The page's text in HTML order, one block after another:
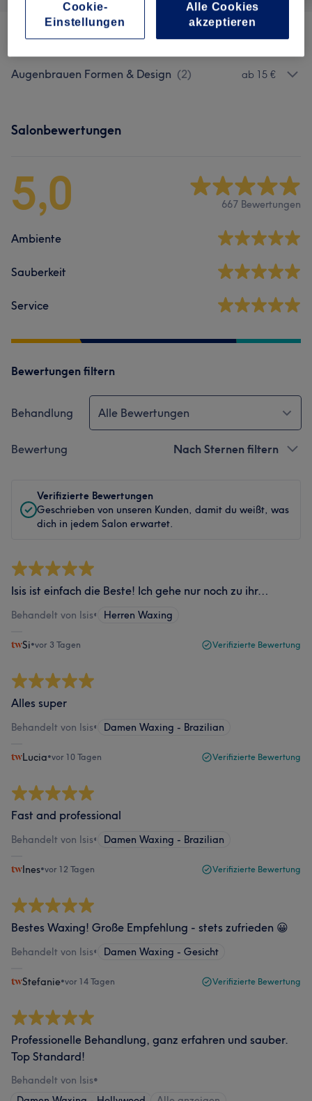
Haarentfernung (56) ab 5 €
Augenbrauen Formen & Design (2) ab 15 €
Salonbewertungen
5,0 667 Bewertungen
Ambiente
Sauberkeit
Service
Bewertungen filtern
Behandlung Alle Bewertungen
Bewertung Nach Sternen filtern
Verifizierte Bewertungen
Geschrieben von unseren Kunden, damit du weißt, was
dich in jedem Salon erwartet.
Isis ist einfach die Beste! Ich gehe nur noch zu ihr…
Behandelt von Isis• Herren Waxing
Si•vor 3 Tagen Verifizierte Bewertung
Alles super
Behandelt von Isis• Damen Waxing - Brazilian
Lucia•vor 10 Tagen Verifizierte Bewertung
Fast and professional
Behandelt von Isis• Damen Waxing - Brazilian
Ines•vor 12 Tagen Verifizierte Bewertung
Bestes Waxing! Große Empfehlung - stets zufrieden 😀
Behandelt von Isis• Damen Waxing - Gesicht
Stefanie•vor 14 Tagen Verifizierte Bewertung
Professionelle Behandlung, ganz erfahren und sauber.
Top Standard!
Behandelt von Isis•
Cookie-
Einstellungen
Alle Cookies
akzeptieren